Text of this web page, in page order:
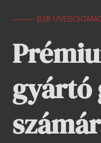
——— B2B
gyártó